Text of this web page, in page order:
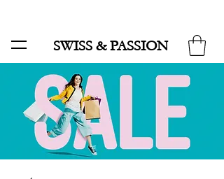
SWISS & PASSION